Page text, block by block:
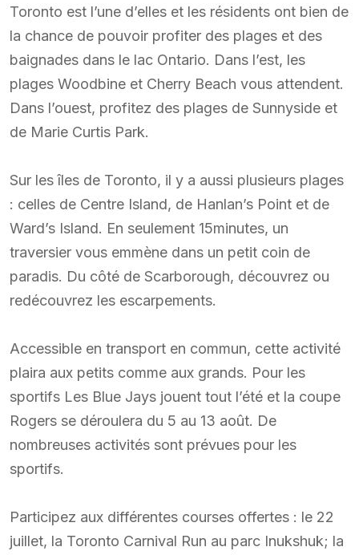
Toronto est l’une d’elles et les résidents ont bien de
la chance de pouvoir profiter des plages et des
baignades dans le lac Ontario. Dans l’est, les
plages Woodbine et Cherry Beach vous attendent.
Dans l’ouest, profitez des plages de Sunnyside et
de Marie Curtis Park.
Sur les îles de Toronto, il y a aussi plusieurs plages
: celles de Centre Island, de Hanlan’s Point et de
Ward’s Island. En seulement 15minutes, un
traversier vous emmène dans un petit coin de
paradis. Du côté de Scarborough, découvrez ou
redécouvrez les escarpements.
Accessible en transport en commun, cette activité
plaira aux petits comme aux grands. Pour les
sportifs Les Blue Jays jouent tout l’été et la coupe
Rogers se déroulera du 5 au 13 août. De
nombreuses activités sont prévues pour les
sportifs.
Participez aux différentes courses offertes : le 22
juillet, la Toronto Carnival Run au parc Inukshuk; la